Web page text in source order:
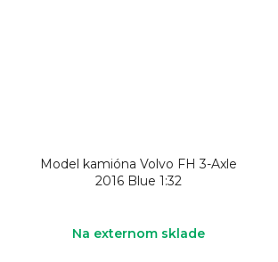
Model kamióna Volvo FH 3-Axle
2016 Blue 1:32
Na externom sklade